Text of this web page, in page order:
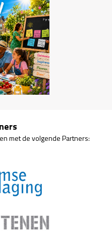
met de volgende Partners: